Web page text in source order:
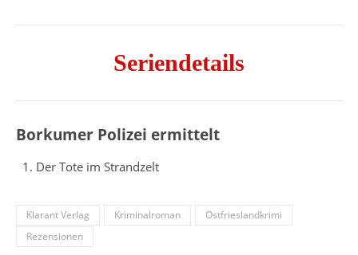
Seriendetails
Borkumer Polizei ermittelt
Der Tote im Strandzelt
Klarant Verlag Kriminalroman
Ostfrieslandkrimi
Rezensionen